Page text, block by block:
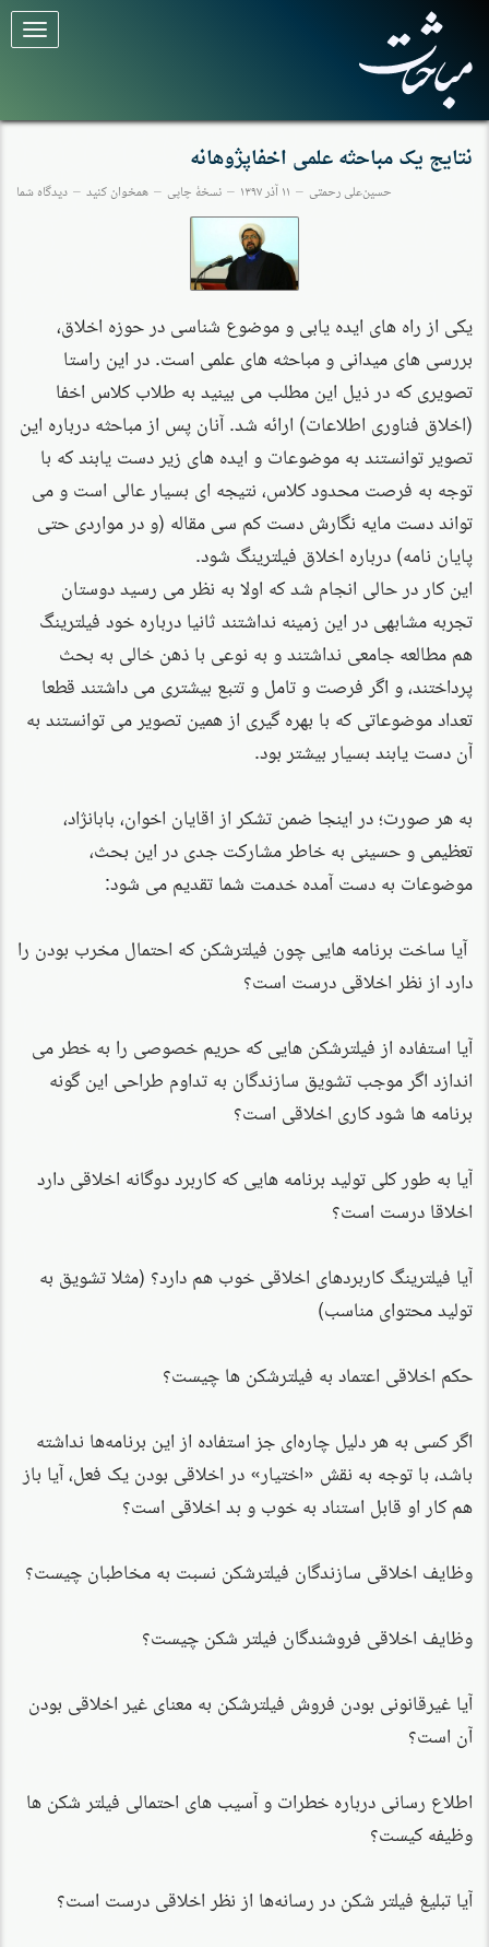
برای
تغییر
کنید
نتایج یک مباحثه علمی اخفاپژوهانه
حسین‌علی رحمتی ۱۱ آذر ۱۳۹۷ نسخهٔ چاپی همخوان کنید دیدگاه شما
یکی از راه های ایده یابی و موضوع شناسی در حوزه اخلاق،
بررسی های میدانی و مباحثه های علمی است. در این راستا
تصویری که در ذیل این مطلب می بینید به طلاب کلاس اخفا
(اخلاق فناوری اطلاعات) ارائه شد. آنان پس از مباحثه درباره این
تصویر توانستند به موضوعات و ایده های زیر دست یابند که با
توجه به فرصت محدود کلاس، نتیجه ای بسیار عالی است و می
تواند دست مایه نگارش دست کم سی مقاله (و در مواردی حتی
پایان نامه) درباره اخلاق فیلترینگ شود.
این كار در حالی انجام شد که اولا به نظر می رسید دوستان
تجربه مشابهی در این زمینه نداشتند ثانیا درباره خود فیلترینگ
هم مطالعه جامعی نداشتند و به نوعی با ذهن خالی به بحث
پرداختند، و اگر فرصت و تامل و تتبع بیشتری می داشتند قطعا
تعداد موضوعاتی که با بهره گیری از همین تصویر می توانستند به
آن دست یابند بسیار بیشتر بود.
به هر صورت؛ در اینجا ضمن تشکر از اقایان اخوان، بابانژاد،
تعظیمی و حسینی به خاطر مشارکت جدی در این بحث،
موضوعات به دست آمده خدمت شما تقدیم می شود:
آیا ساخت برنامه هایی چون فیلترشکن که احتمال مخرب بودن را
دارد از نظر اخلاقی درست است؟
آیا استفاده از فیلترشکن هایی که حریم خصوصی را به خطر می
اندازد اگر موجب تشویق سازندگان به تداوم طراحی این گونه
برنامه ها شود کاری اخلاقی است؟
آیا به طور کلی تولید برنامه هایی که کاربرد دوگانه اخلاقی دارد
اخلاقا درست است؟
آیا فیلترینگ کاربردهای اخلاقی خوب هم دارد؟ (مثلا تشویق به
تولید محتوای مناسب)
حکم اخلاقی اعتماد به فیلترشکن ها چیست؟
اگر کسی به هر دلیل چاره‌ای جز استفاده از این برنامه‌ها نداشته
باشد، با توجه به نقش «اختیار» در اخلاقی بودن یک فعل، آیا باز
هم کار او قابل استناد به خوب و بد اخلاقی است؟
وظایف اخلاقی سازندگان فیلترشکن نسبت به مخاطبان چیست؟
وظایف اخلاقی فروشندگان فیلتر شکن چیست؟
آیا غیرقانونی بودن فروش فیلترشکن به معنای غیر اخلاقی بودن
آن است؟
اطلاع رسانی درباره خطرات و آسیب های احتمالی فیلتر شکن ها
وظیفه کیست؟
آیا تبلیغ فیلتر شکن در رسانه‌ها از نظر اخلاقی درست است؟